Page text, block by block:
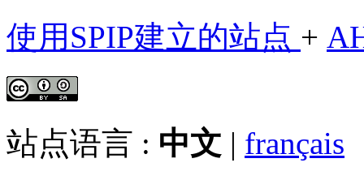
使用SPIP建立的站点 +
站点语言 : 中文 | français